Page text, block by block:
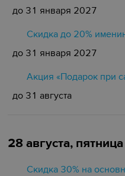
до 31 января 2027
Скидка до 20%
до 31 января 2027
Акция «Подарок при
до 31 августа
28 августа, пятница
Скидка 30% на